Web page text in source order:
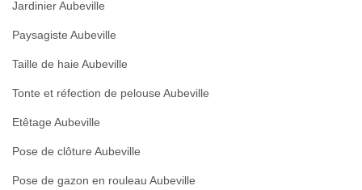
Jardinier Aubeville
Paysagiste Aubeville
Taille de haie Aubeville
Tonte et réfection de pelouse Aubeville
Etêtage Aubeville
Pose de clôture Aubeville
Pose de gazon en rouleau Aubeville